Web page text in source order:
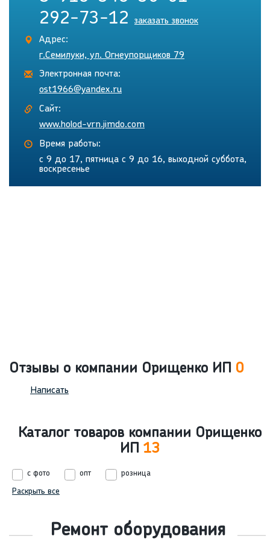
292-73-12
заказать звонок
Адрес:
г.Семилуки, ул. Огнеупорщиков 79
Электронная почта:
ost1966@yandex.ru
Сайт:
www.holod-vrn.jimdo.com
Время работы:
с 9 до 17, пятница с 9 до 16, выходной суббота,
воскресенье
Отзывы о компании Орищенко ИП 0
Написать
Каталог товаров компании Орищенко
ИП 13
с фото опт
розница
Раскрыть все
Ремонт оборудования